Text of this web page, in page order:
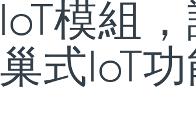
IoT模組
巢式IoT